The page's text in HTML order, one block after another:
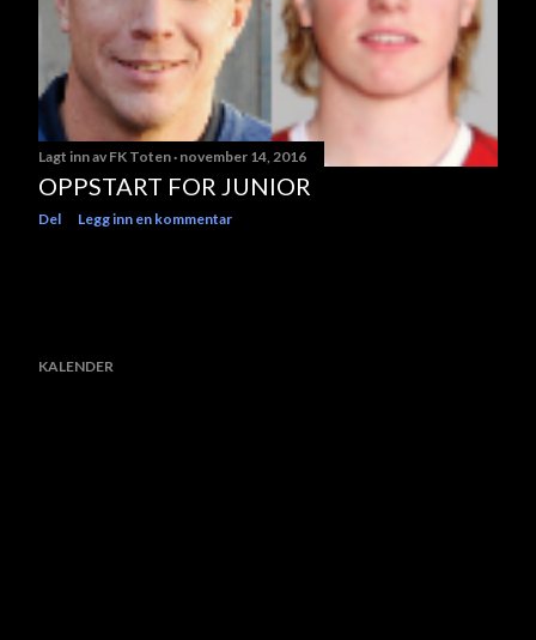
Lagt inn av FK Toten november 14, 2016
OPPSTART FOR JUNIOR
Del Legg inn en kommentar
KALENDER